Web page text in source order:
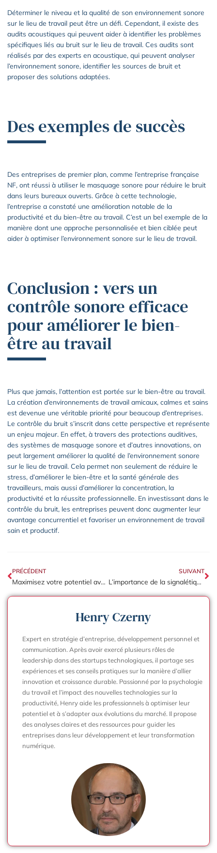
Déterminer le niveau et la qualité de son environnement sonore
sur le lieu de travail peut être un défi. Cependant, il existe des
audits acoustiques qui peuvent aider à identifier les problèmes
spécifiques liés au bruit sur le lieu de travail. Ces audits sont
réalisés par des experts en acoustique, qui peuvent analyser
l’environnement sonore, identifier les sources de bruit et
proposer des solutions adaptées.
Des exemples de succès
Des entreprises de premier plan, comme l’entreprise française
NF, ont réussi à utiliser le masquage sonore pour réduire le bruit
dans leurs bureaux ouverts. Grâce à cette technologie,
l’entreprise a constaté une amélioration notable de la
productivité et du bien-être au travail. C’est un bel exemple de la
manière dont une approche personnalisée et bien ciblée peut
aider à optimiser l’environnement sonore sur le lieu de travail.
Conclusion : vers un
contrôle sonore efficace
pour améliorer le bien-
être au travail
Plus que jamais, l’attention est portée sur le bien-être au travail.
La création d’environnements de travail amicaux, calmes et sains
est devenue une véritable priorité pour beaucoup d’entreprises.
Le contrôle du bruit s’inscrit dans cette perspective et représente
un enjeu majeur. En effet, à travers des protections auditives,
des systèmes de masquage sonore et d’autres innovations, on
peut largement améliorer la qualité de l’environnement sonore
sur le lieu de travail. Cela permet non seulement de réduire le
stress, d’améliorer le bien-être et la santé générale des
travailleurs, mais aussi d’améliorer la concentration, la
productivité et la réussite professionnelle. En investissant dans le
contrôle du bruit, les entreprises peuvent donc augmenter leur
avantage concurrentiel et favoriser un environnement de travail
sain et productif.
PRÉCÉDENT
Maximisez votre potentiel avec la domiciliation de votre entreprise
SUIVANT
L’importance de la signalétique extérieure pour le branding d’entreprise
Henry Czerny
Expert en stratégie d’entreprise, développement personnel et
communication. Après avoir exercé plusieurs rôles de
leadership dans des startups technologiques, il partage ses
expériences et ses conseils pratiques sur la manière d’allier
innovation et croissance durable. Passionné par la psychologie
du travail et l’impact des nouvelles technologies sur la
productivité, Henry aide les professionnels à optimiser leur
potentiel et à s’adapter aux évolutions du marché. Il propose
des analyses claires et des ressources pour guider les
entreprises dans leur développement et leur transformation
numérique.